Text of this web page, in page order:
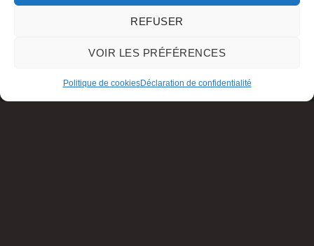
REFUSER
VOIR LES PRÉFÉRENCES
Politique de cookiesDéclaration de confidentialité